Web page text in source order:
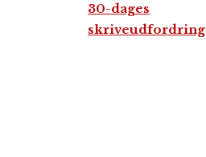
30-dages
skriveudfordring